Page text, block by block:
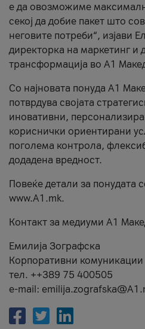
е да овозможиме
секој да добие пакет што
неговите потреби“, изјави
директорка на маркетинг и
трансформација во А1
Со најновата понуда А1
потврдува својата
иновативни,
кориснички ориентирани
поголема контрола,
додадена вредност.
Повеќе детали за понудата
www.А1.mk.
Контакт за медиуми А1
Емилија Зографска
Корпоративни комуникации
тел. ++389 75 400505
e-mail: